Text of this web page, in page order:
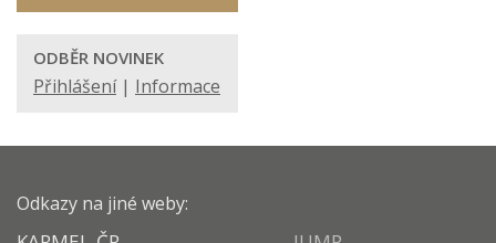
ODBĚR NOVINEK
Přihlášení| Informace
Odkazy na jiné weby: